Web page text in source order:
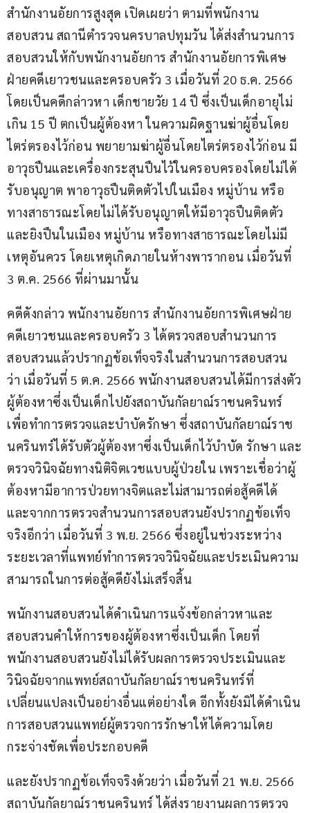
สำนักงานอัยการสูงสุด เปิดเผยว่า ตามที่พนักงาน
สอบสวน สถานีตำรวจนครบาลปทุมวัน ได้ส่งสำนวนการ
สอบสวนให้กับพนักงานอัยการ สำนักงานอัยการพิเศษ
ฝ่ายคดีเยาวชนและครอบครัว 3 เมื่อวันที่ 20 ธ.ค. 2566
โดยเป็นคดีกล่าวหา เด็กชายวัย 14 ปี ซึ่งเป็นเด็กอายุไม่
เกิน 15 ปี ตกเป็นผู้ต้องหา ในความผิดฐานฆ่าผู้อื่นโดย
ไตร่ตรองไว้ก่อน พยายามฆ่าผู้อื่นโดยไตร่ตรองไว้ก่อน มี
อาวุธปืนและเครื่องกระสุนปืนไว้ในครอบครองโดยไม่ได้
รับอนุญาต พาอาวุธปืนติดตัวไปในเมือง หมู่บ้าน หรือ
ทางสาธารณะโดยไม่ได้รับอนุญาตให้มีอาวุธปืนติดตัว
และยิงปืนในเมือง หมู่บ้าน หรือทางสาธารณะโดยไม่มี
เหตุอันควร โดยเหตุเกิดภายในห้างพารากอน เมื่อวันที่
3 ต.ค. 2566 ที่ผ่านมานั้น
คดีดังกล่าว พนักงานอัยการ สำนักงานอัยการพิเศษฝ่าย
คดีเยาวชนและครอบครัว 3 ได้ตรวจสอบสำนวนการ
สอบสวนแล้วปรากฏข้อเท็จจริงในสำนวนการสอบสวน
ว่า เมื่อวันที่ 5 ต.ค. 2566 พนักงานสอบสวนได้มีการส่งตัว
ผู้ต้องหาซึ่งเป็นเด็กไปยังสถาบันกัลยาณ์ราชนครินทร์
เพื่อทำการตรวจและบำบัดรักษา ซึ่งสถาบันกัลยาณ์ราช
นครินทร์ได้รับตัวผู้ต้องหาซึ่งเป็นเด็กไว้บำบัด รักษา และ
ตรวจวินิจฉัยทางนิติจิตเวชแบบผู้ป่วยใน เพราะเชื่อว่าผู้
ต้องหามีอาการป่วยทางจิตและไม่สามารถต่อสู้คดีได้
และจากการตรวจสำนวนการสอบสวนยังปรากฏข้อเท็จ
จริงอีกว่า เมื่อวันที่ 3 พ.ย. 2566 ซึ่งอยู่ในช่วงระหว่าง
ระยะเวลาที่แพทย์ทำการตรวจวินิจฉัยและประเมินความ
สามารถในการต่อสู้คดียังไม่เสร็จสิ้น
พนักงานสอบสวนได้ดำเนินการแจ้งข้อกล่าวหาและ
สอบสวนคำให้การของผู้ต้องหาซึ่งเป็นเด็ก โดยที่
พนักงานสอบสวนยังไม่ได้รับผลการตรวจประเมินและ
วินิจฉัยจากแพทย์สถาบันกัลยาณ์ราชนครินทร์ที่
เปลี่ยนแปลงเป็นอย่างอื่นแต่อย่างใด อีกทั้งยังมิได้ดำเนิน
การสอบสวนแพทย์ผู้ตรวจการรักษาให้ได้ความโดย
กระจ่างชัดเพื่อประกอบคดี
และยังปรากฏข้อเท็จจริงด้วยว่า เมื่อวันที่ 21 พ.ย. 2566
สถาบันกัลยาณ์ราชนครินทร์ ได้ส่งรายงานผลการตรวจ